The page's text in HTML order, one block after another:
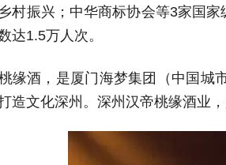
村振兴；中华商标协会等3家国
达1.5万人次。
缘酒，是厦门海梦集团（中国城
造文化深州。深州汉帝桃缘酒业